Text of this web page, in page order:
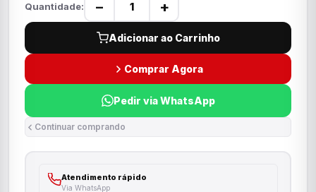
Quantidade: − +
Adicionar ao Carrinho
Comprar Agora
Pedir via WhatsApp
Continuar comprando
Atendimento rápido
Via WhatsApp